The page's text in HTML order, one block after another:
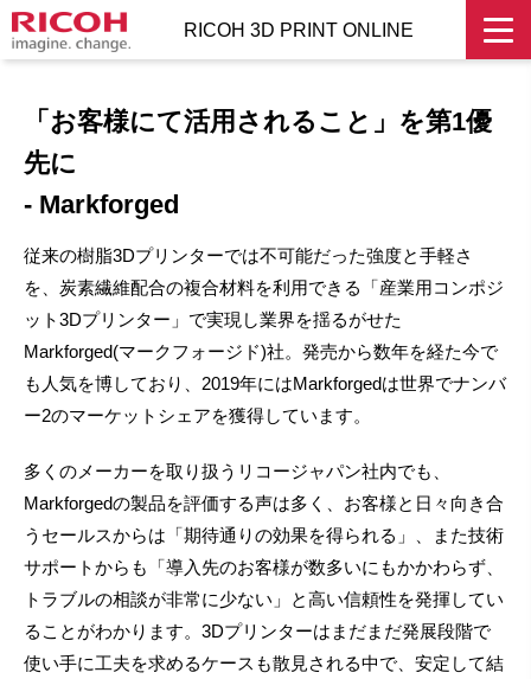
RICOH 3D PRINT ONLINE
「お客様にて活用されること」を第1優
先に
- Markforged
従来の樹脂3Dプリンターでは不可能だった強度と手軽さ
を、炭素繊維配合の複合材料を利用できる「産業用コンポジ
ット3Dプリンター」で実現し業界を揺るがせた
Markforged(マークフォージド)社。発売から数年を経た今で
も人気を博しており、2019年にはMarkforgedは世界でナンバ
ー2のマーケットシェアを獲得しています。
多くのメーカーを取り扱うリコージャパン社内でも、
Markforgedの製品を評価する声は多く、お客様と日々向き合
うセールスからは「期待通りの効果を得られる」、また技術
サポートからも「導入先のお客様が数多いにもかかわらず、
トラブルの相談が非常に少ない」と高い信頼性を発揮してい
ることがわかります。3Dプリンターはまだまだ発展段階で
使い手に工夫を求めるケースも散見される中で、安定して結